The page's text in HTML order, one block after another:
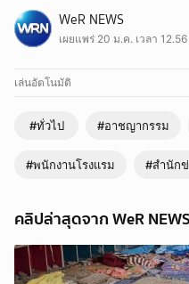
จับฆาตกรเหี้ยม ฆ่าชิงทรัพย์พนักงา
#คนร้าย #พนักงานโรงแรม #อาช
WeR NEWS
เผยแพร่ 20 ม.ค. เวลา
เล่นอัตโนมัติ
#ทั่วไป #อาชญากรรม
#พนักงานโรงแรม #สำนักข่
คลิปล่าสุดจาก WeR NEWS